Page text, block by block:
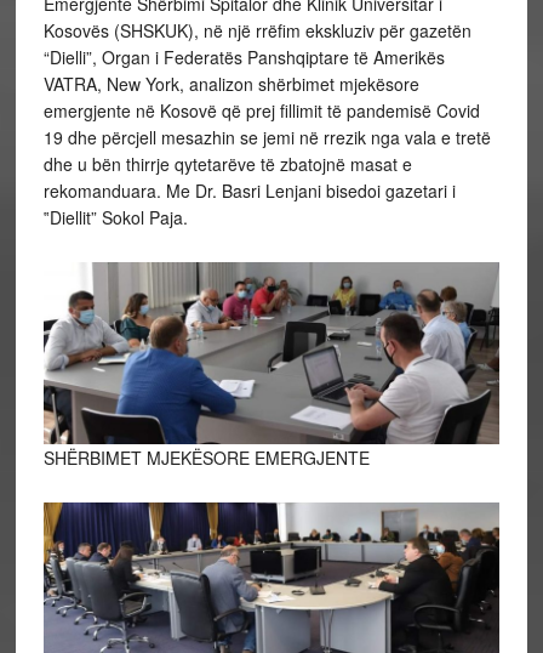
Kosovës (SHSKUK), në një rrëfim ekskluziv për gazetën
“Dielli”, Organ i Federatës Panshqiptare të Amerikës
VATRA, New York, analizon shërbimet mjekësore
emergjente në Kosovë që prej fillimit të pandemisë Covid
19 dhe përcjell mesazhin se jemi në rrezik nga vala e tretë
dhe u bën thirrje qytetarëve të zbatojnë masat e
rekomanduara. Me Dr. Basri Lenjani bisedoi gazetari i
‟Diellit” Sokol Paja.
SHËRBIMET MJEKËSORE EMERGJENTE